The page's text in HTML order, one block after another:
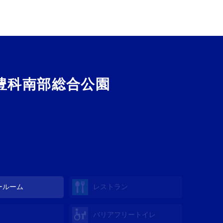
科南部総合公園
ルーム レストラン
バリアフリートイレ